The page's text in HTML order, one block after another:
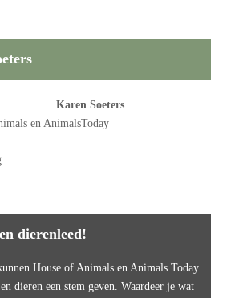
Karen Soeters
en AnimalsToday
dierenleed!
House of Animals en Animals Today
dieren een stem geven. Waardeer je wat